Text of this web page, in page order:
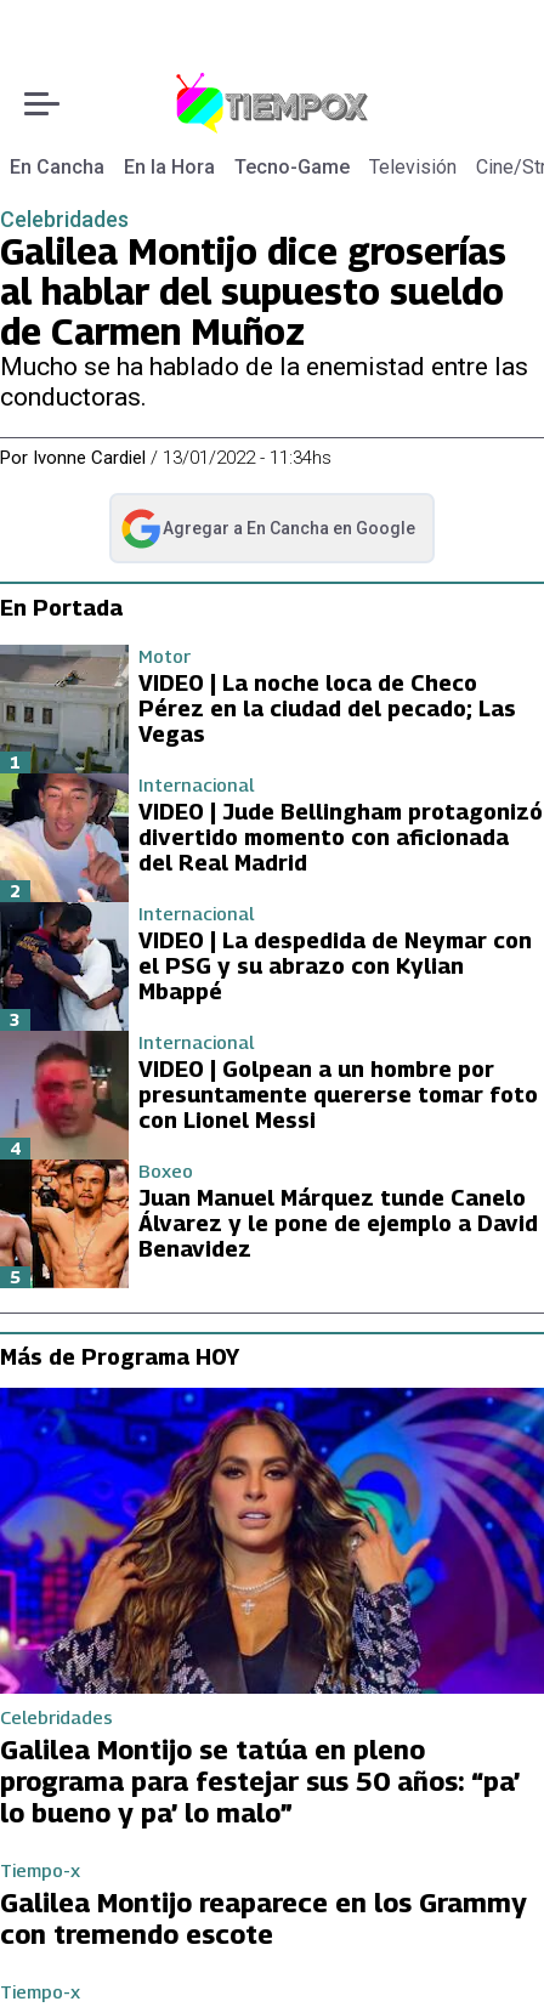
En Cancha En la Hora Tecno-Game Televisión Cine/
Celebridades
Galilea Montijo dice groserías
al hablar del supuesto sueldo
de Carmen Muñoz
Mucho se ha hablado de la enemistad entre las
conductoras.
Por Ivonne Cardiel / 13/01/2022 - 11:34hs
Agregar a En Cancha en Google
abre en nueva pestaña
En Portada
Motor
VIDEO | La noche loca de Checo
Pérez en la ciudad del pecado; Las
Vegas
1
Internacional
VIDEO | Jude Bellingham protagonizó
divertido momento con aficionada
del Real Madrid
2
Internacional
VIDEO | La despedida de Neymar con
el PSG y su abrazo con Kylian
Mbappé
3
Internacional
VIDEO | Golpean a un hombre por
presuntamente quererse tomar foto
con Lionel Messi
4
Boxeo
Juan Manuel Márquez tunde Canelo
Álvarez y le pone de ejemplo a David
Benavidez
5
Más de Programa HOY
Celebridades
Galilea Montijo se tatúa en pleno
programa para festejar sus 50 años: “pa’
lo bueno y pa’ lo malo”
Tiempo-x
Galilea Montijo reaparece en los Grammy
con tremendo escote
Tiempo-x